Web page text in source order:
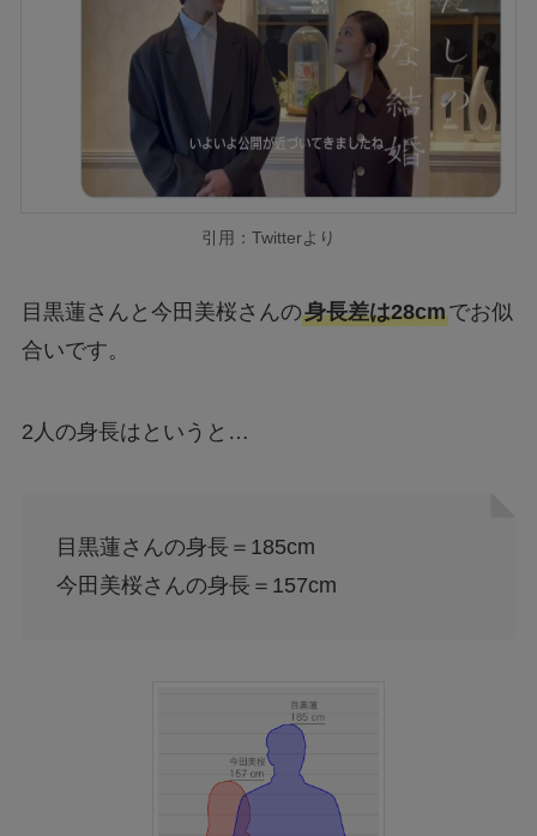
引用：Twitterより
目黒蓮さんと今田美桜さんの身長差は28cmでお似
合いです。
2人の身長はというと…
目黒蓮さんの身長＝185cm
今田美桜さんの身長＝157cm